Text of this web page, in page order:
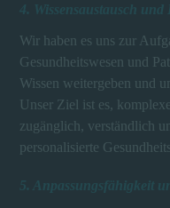
Wir haben es uns zur
Gesundheitswesen und
Wissen weitergeben und
Unser Ziel ist es,
zugänglich, verständlich
personalisierte